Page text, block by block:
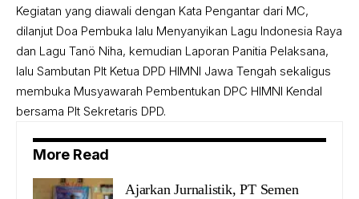
Kegiatan yang diawali dengan Kata Pengantar dari MC,
dilanjut Doa Pembuka lalu Menyanyikan Lagu Indonesia Raya
dan Lagu Tanö Niha, kemudian Laporan Panitia Pelaksana,
lalu Sambutan Plt Ketua DPD HIMNI Jawa Tengah sekaligus
membuka Musyawarah Pembentukan DPC HIMNI Kendal
bersama Plt Sekretaris DPD.
More Read
Ajarkan Jurnalistik, PT Semen